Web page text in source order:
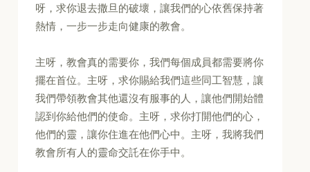
呀，求你退去撒旦的破壞，讓我們的心依舊保持著
熱情，一步一步走向健康的教會。
主呀，教會真的需要你，我們每個成員都需要將你
擺在首位。主呀，求你賜給我們這些同工智慧，讓
我們帶領教會其他還沒有服事的人，讓他們開始體
認到你給他們的使命。主呀，求你打開他們的心，
他們的靈，讓你住進在他們心中。主呀，我將我們
教會所有人的靈命交託在你手中。